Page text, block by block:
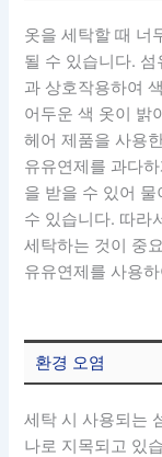
옷을 세탁할 때 너
될 수 있습니다.
과 상호작용하여
어두운 색 옷이 밝
헤어 제품을 사용
유유연제를 과다
을 받을 수 있어
수 있습니다. 따라
세탁하는 것이 중
유유연제를 사용
환경 오염
세탁 시 사용되는
나로 지목되고 있